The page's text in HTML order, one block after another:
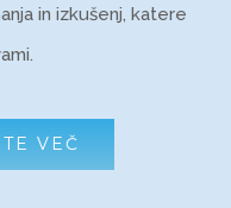
in izkušenj, katere
VEČ